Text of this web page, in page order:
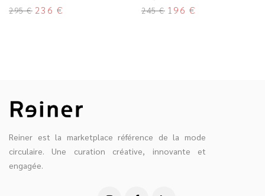
295€ 236 € 245€ 196 €
Reiner est la marketplace référence de la mode
circulaire. Une curation créative, innovante et
engagée.